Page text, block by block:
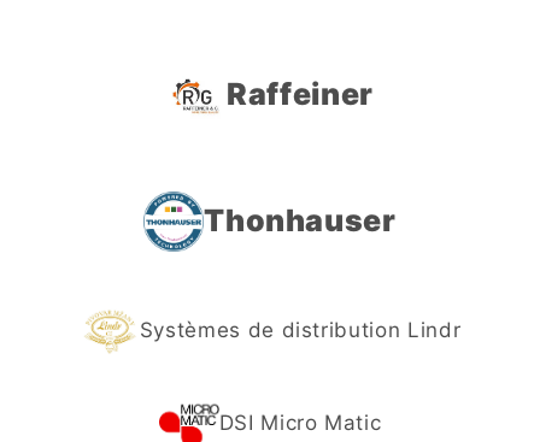
Raffeiner
Thonhauser
Systèmes de distribution Lindr
DSI Micro Matic